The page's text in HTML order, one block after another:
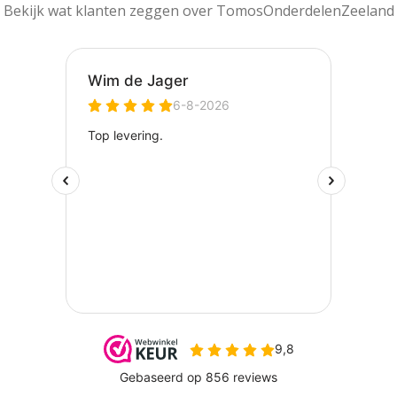
Bekijk wat klanten zeggen over TomosOnderdelenZeeland